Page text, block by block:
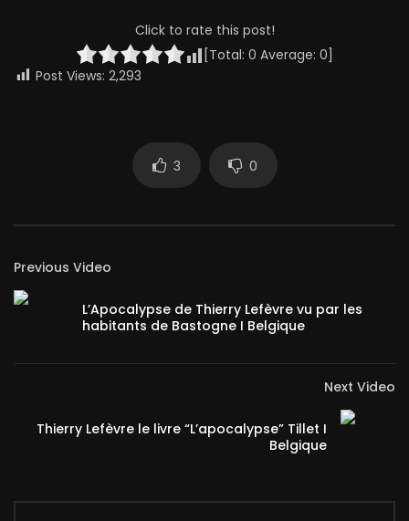
Click to rate this post!
[Total: 0 Average: 0]
Post Views: 2,293
3 0
Previous Video
L’Apocalypse de Thierry Lefèvre vu par les
habitants de Bastogne I Belgique
Next Video
Thierry Lefèvre le livre “L’apocalypse” Tillet I
Belgique